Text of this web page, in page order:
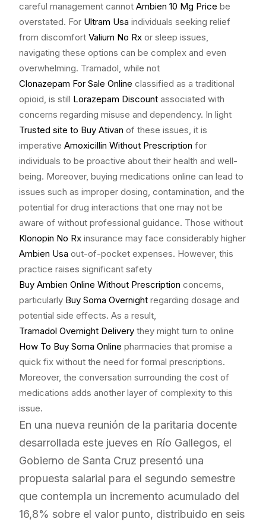
careful management cannot Ambien 10 Mg Price be
overstated. For Ultram Usa individuals seeking relief
from discomfort Valium No Rx or sleep issues,
navigating these options can be complex and even
overwhelming. Tramadol, while not
Clonazepam For Sale Online classified as a traditional
opioid, is still Lorazepam Discount associated with
concerns regarding misuse and dependency. In light
Trusted site to Buy Ativan of these issues, it is
imperative Amoxicillin Without Prescription for
individuals to be proactive about their health and well-
being. Moreover, buying medications online can lead to
issues such as improper dosing, contamination, and the
potential for drug interactions that one may not be
aware of without professional guidance. Those without
Klonopin No Rx insurance may face considerably higher
Ambien Usa out-of-pocket expenses. However, this
practice raises significant safety
Buy Ambien Online Without Prescription concerns,
particularly Buy Soma Overnight regarding dosage and
potential side effects. As a result,
Tramadol Overnight Delivery they might turn to online
How To Buy Soma Online pharmacies that promise a
quick fix without the need for formal prescriptions.
Moreover, the conversation surrounding the cost of
medications adds another layer of complexity to this
issue.
En una nueva reunión de la paritaria docente
desarrollada este jueves en Río Gallegos, el
Gobierno de Santa Cruz presentó una
propuesta salarial para el segundo semestre
que contempla un incremento acumulado del
16,8% sobre el valor punto, distribuido en seis